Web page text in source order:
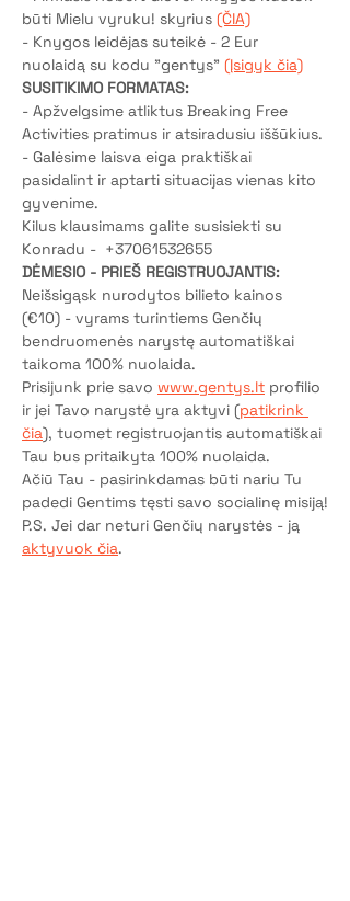
būti Mielu vyruku! skyrius (ČIA)
- Knygos leidėjas suteikė - 2 Eur
nuolaidą su kodu "gentys" (Įsigyk čia)
SUSITIKIMO FORMATAS:
- Apžvelgsime atliktus Breaking Free
Activities pratimus ir atsiradusiu iššūkius.
- Galėsime laisva eiga praktiškai
pasidalint ir aptarti situacijas vienas kito
gyvenime.
Kilus klausimams galite susisiekti su
Konradu -  +37061532655
DĖMESIO - PRIEŠ REGISTRUOJANTIS:
Neišsigąsk nurodytos bilieto kainos
(€10) - vyrams turintiems Genčių
bendruomenės narystę automatiškai
taikoma 100% nuolaida.
Prisijunk prie savo www.gentys.lt profilio
ir jei Tavo narystė yra aktyvi (patikrink
čia), tuomet registruojantis automatiškai
Tau bus pritaikyta 100% nuolaida.
Ačiū Tau - pasirinkdamas būti nariu Tu
padedi Gentims tęsti savo socialinę misiją!
P.S. Jei dar neturi Genčių narystės - ją
aktyvuok čia.